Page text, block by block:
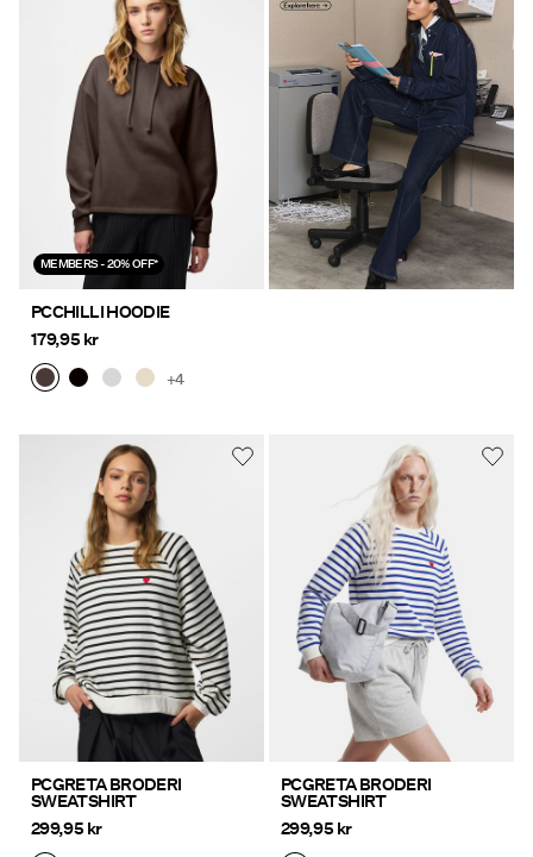
MEMBERS - 20% OFF*
PCCHILLI HOODIE
179,95 kr
+4
PCGRETA BRODERI
SWEATSHIRT
299,95 kr
PCGRETA BRODERI
SWEATSHIRT
299,95 kr